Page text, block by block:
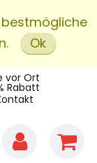
Ok
vor Ort
Rabatt